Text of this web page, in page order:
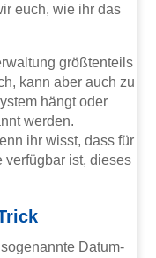
euch, wie ihr das
größtenteils
kann aber auch zu
hängt oder
werden.
ihr wisst, dass für
verfügbar ist, dieses
Datum-